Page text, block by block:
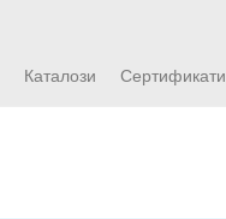
Каталози Сертификати